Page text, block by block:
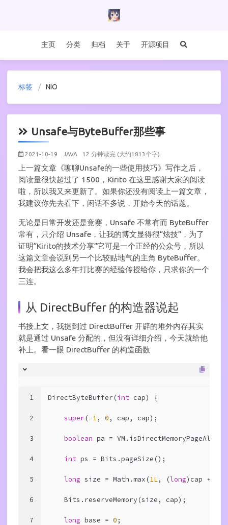
主页 分类 归档 关于 开源项目
标签 NIO
Unsafe与ByteBuffer那些事
2021-10-19 JAVA 12 分钟读完 (大约1813个字)
上一篇文章《聊聊Unsafe的一些使用技巧》写作之后，
阅读量很快超过了 1500，Kirito 在这里感谢大家的阅读
啦，所以我又来更新了。如果你还没有阅读上一篇文章，
我建议你先去看下，闲话不多说，开始今天的话题。
无论是日常开发还是竞赛，Unsafe 不常有而 ByteBuffer
常有，只介绍 Unsafe，让我的博文显得很“炫技”，为了
证明“Kirito的技术分享”它可是一个正经的公众号，所以
这篇文章会说到另一个比较贴地气的主角 ByteBuffer。
我会把我这么多年打比赛的经验传授给你，只求你的一个
三连。
从 DirectBuffer 的构造器说起
书接上文，我提到过 DirectBuffer 开辟的堆外内存其实
就是通过 Unsafe 分配的，但没有详细介绍，今天就给他
补上。看一眼 DirectBuffer 的构造函数
1
2
3
4
5
6
7
DirectByteBuffer(int cap)
super (-1, 0, cap, cap);
boolean pa =
int ps = Bits.pageSize();
long size = Math.max(1L, (long)cap +
    Bits.reserveMemory(size, cap);
long base = 0 ;